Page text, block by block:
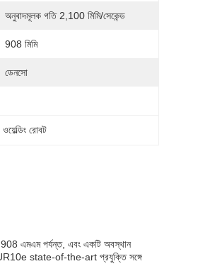
অনুবাদমূলক গতি 2,100 মিমি/সেকেন্ড
908 মিমি
ডেনসো
রোবট
908 এমএম পর্যন্ত, এবং একটি অবস্থান
UR10e state-of-the-art প্রযুক্তি সঙ্গে